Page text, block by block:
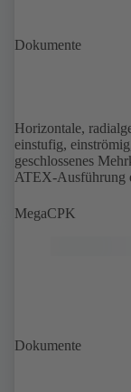
Dokumente
Horizontale,
einstufig,
geschlossenes
ATEX-Ausführung
MegaCPK
Dokumente